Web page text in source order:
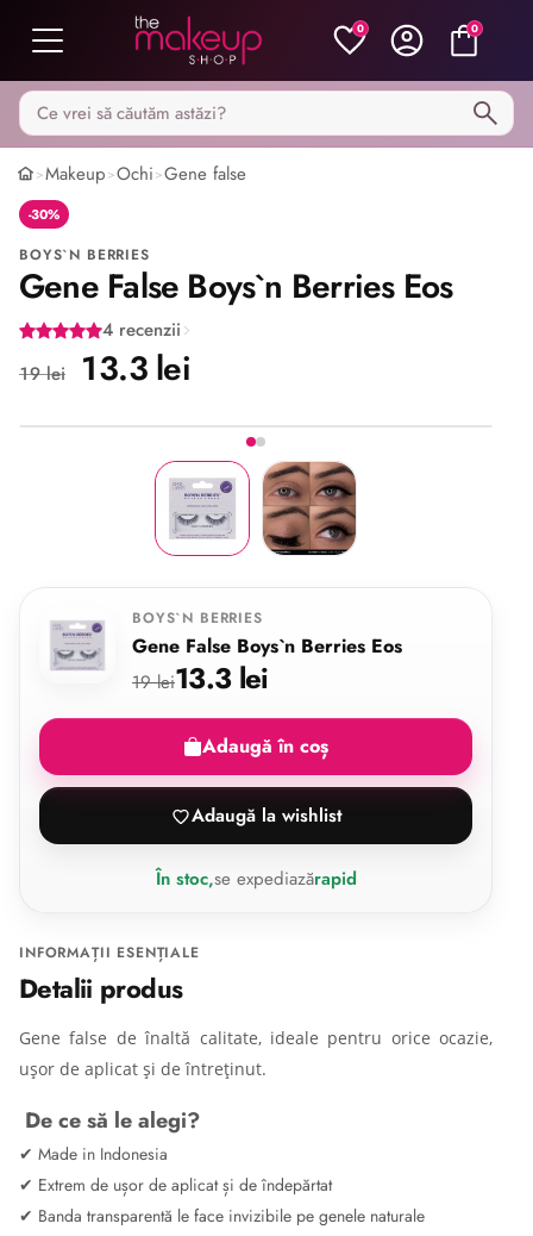
0 0
Caută pe MakeupShop
>Makeup>Ochi>Gene false
-30%
BOYS`N BERRIES
Gene False Boys`n Berries Eos
4 recenzii
19 lei
13.3 lei
Imaginea 1 din 2
BOYS`N BERRIES
Gene False Boys`n Berries Eos
19 lei13.3 lei
Adaugă în coș
Adaugă la wishlist
În stoc,se expediazărapid
INFORMAȚII ESENȚIALE
Detalii produs
Gene false de înaltă calitate, ideale pentru orice ocazie,
ușor de aplicat și de întreținut.
De ce să le alegi?
✔ Made in Indonesia
✔ Extrem de ușor de aplicat și de îndepărtat
✔ Banda transparentă le face invizibile pe genele naturale